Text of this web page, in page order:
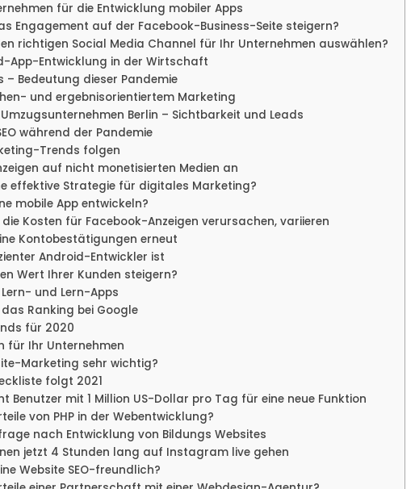
für die Entwicklung mobiler Apps
Engagement auf der Facebook-Business-Seite steigern?
richtigen Social Media Channel für Ihr Unternehmen auswählen?
App-Entwicklung in der Wirtschaft
– Bedeutung dieser Pandemie
und ergebnisorientiertem Marketing
Berlin – Sichtbarkeit und Leads
während der Pandemie
Trends folgen
auf nicht monetisierten Medien an
effektive Strategie für digitales Marketing?
mobile App entwickeln?
die Kosten für Facebook-Anzeigen verursachen, variieren
Kontobestätigungen erneut
Android-Entwickler ist
Wert Ihrer Kunden steigern?
und Lern-Apps
Ranking bei Google
für 2020
für Ihr Unternehmen
Marketing sehr wichtig?
folgt 2021
Benutzer mit 1 Million US-Dollar pro Tag für eine neue Funktion
von PHP in der Webentwicklung?
nach Entwicklung von Bildungs Websites
jetzt 4 Stunden lang auf Instagram live gehen
Website SEO-freundlich?